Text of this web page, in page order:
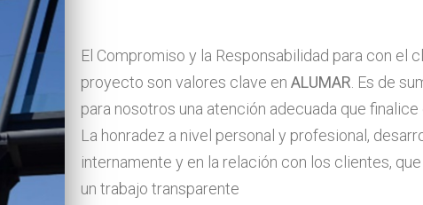
El Compromiso y la Responsabilidad para con el
proyecto son valores clave en ALUMAR. Es de
para nosotros una atención adecuada que finalice
La honradez a nivel personal y profesional,
internamente y en la relación con los clientes,
un trabajo transparente